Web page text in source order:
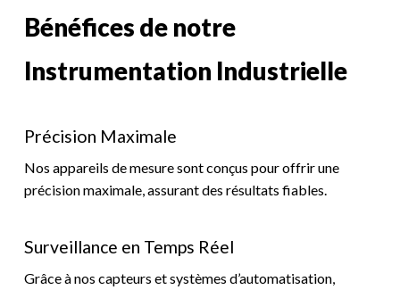
Bénéfices de notre
Instrumentation Industrielle
Précision Maximale
Nos appareils de mesure sont conçus pour offrir une
précision maximale, assurant des résultats fiables.
Surveillance en Temps Réel
Grâce à nos capteurs et systèmes d’automatisation,